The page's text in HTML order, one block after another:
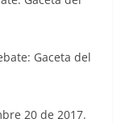
Gaceta del
20 de 2017.